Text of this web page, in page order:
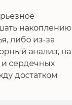
накоплению
либо из-за
анализ, на
и сердечных
достатком